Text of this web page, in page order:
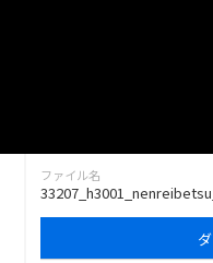
ファイル名